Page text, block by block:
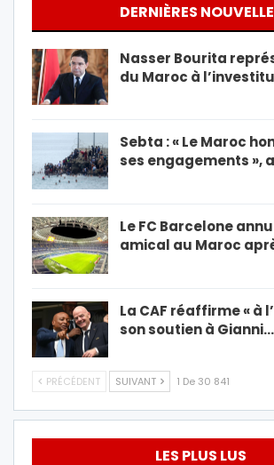
DERNIÈRES
Nasser Bourita
du Maroc à
Sebta : « Le Maroc
ses engagements »,
Le FC Barcelone
amical au Maroc
La CAF réaffirme « à
son soutien à Gianni…
PRÉCÉDENT SUIVANT 1 De 30 841
LES PLUS LUS